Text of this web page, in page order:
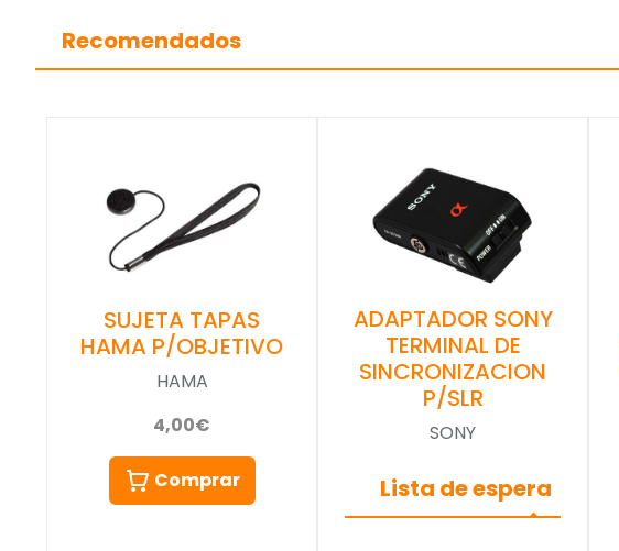
Recomendados
SUJETA TAPAS
HAMA P/OBJETIVO
HAMA
4,00€
Comprar
ADAPTADOR SONY
TERMINAL DE
SINCRONIZACION
P/SLR
SONY
Lista de espera